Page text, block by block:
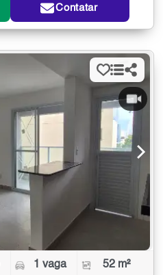
Contatar
1 vaga 52 m²